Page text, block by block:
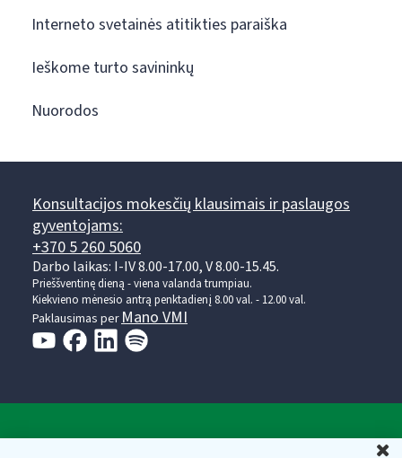
Interneto svetainės atitikties paraiška
Ieškome turto savininkų
Nuorodos
Konsultacijos mokesčių klausimais ir paslaugos
gyventojams:
+370 5 260 5060
Darbo laikas: I-IV 8.00-17.00, V 8.00-15.45.
Prieššventinę dieną - viena valanda trumpiau.
Kiekvieno mėnesio antrą penktadienį 8.00 val. - 12.00 val.
Paklausimas per Mano VMI